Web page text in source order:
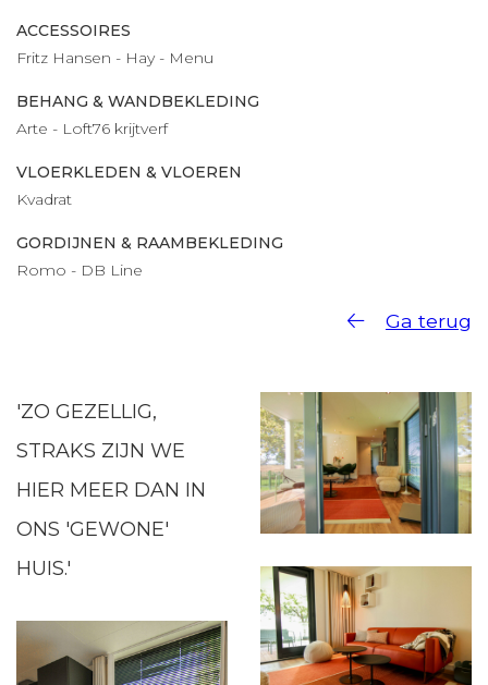
ACCESSOIRES
Fritz Hansen - Hay - Menu
BEHANG & WANDBEKLEDING
Arte - Loft76 krijtverf
VLOERKLEDEN & VLOEREN
Kvadrat
GORDIJNEN & RAAMBEKLEDING
Romo - DB Line
Ga terug
'ZO GEZELLIG,
STRAKS ZIJN WE
HIER MEER DAN IN
ONS 'GEWONE'
HUIS.'